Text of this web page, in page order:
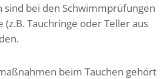
sind bei den Schwimmprüfungen
(z.B. Tauchringe oder Teller aus
beim Tauchen gehört